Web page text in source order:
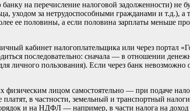
на перечисление налоговой задолженности) не
уходом за нетрудоспособными гражданами и т.д.), а
ее половины, а если половина зарплаты меньше
кабинет налогоплательщика или через портал
последовательно: сначала — в отношении
пользования). Если через банк невозможно
физическим лицом самостоятельно — при подаче
платят, в частности, земельный и транспортный
и на НДФЛ — например, в части налога на